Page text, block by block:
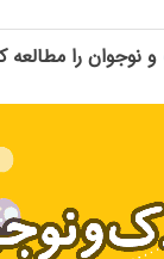
و نوجوان را مطالعه